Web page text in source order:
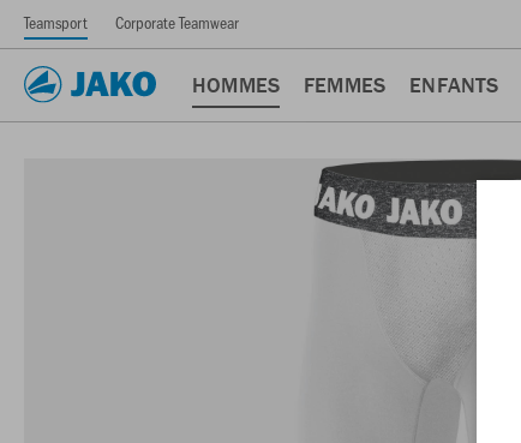
Teamsport Corporate Teamwear
HOMMES FEMMES ENFANTS